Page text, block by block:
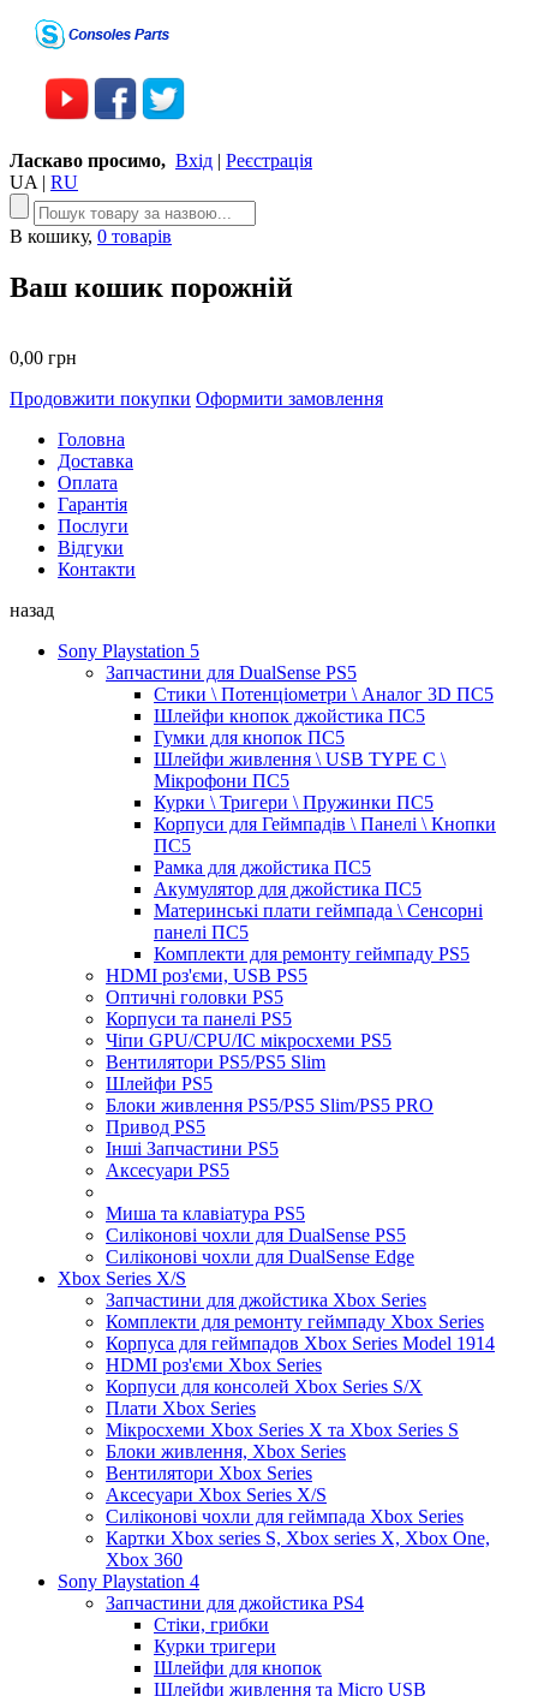
Ласкаво просимо, Вхід | Реєстрація
UA | RU
В кошику, 0 товарів
Ваш кошик порожній
0,00 грн
Продовжити покупки Оформити замовлення
Головна
Доставка
Оплата
Гарантія
Послуги
Відгуки
Контакти
назад
Sony Playstation 5
Запчастини для DualSense PS5
Стики \ Потенціометри \ Аналог 3D ПС5
Шлейфи кнопок джойстика ПС5
Гумки для кнопок ПС5
Шлейфи живлення \ USB TYPE C \
Мікрофони ПС5
Курки \ Тригери \ Пружинки ПС5
Корпуси для Геймпадів \ Панелі \ Кнопки
ПС5
Рамка для джойстика ПС5
Акумулятор для джойстика ПС5
Материнські плати геймпада \ Сенсорні
панелі ПС5
Комплекти для ремонту геймпаду PS5
HDMI роз'єми, USB PS5
Оптичні головки PS5
Корпуси та панелі PS5
Чіпи GPU/CPU/IC мікросхеми PS5
Вентилятори PS5/PS5 Slim
Шлейфи PS5
Блоки живлення PS5/PS5 Slim/PS5 PRO
Привод PS5
Інші Запчастини PS5
Аксесуари PS5
Миша та клавіатура PS5
Силіконові чохли для DualSense PS5
Силіконові чохли для DualSense Edge
Xbox Series X/S
Запчастини для джойстика Xbox Series
Комплекти для ремонту геймпаду Xbox Series
Корпуса для геймпадов Xbox Series Model 1914
HDMI роз'єми Xbox Series
Корпуси для консолей Xbox Series S/X
Плати Xbox Series
Мікросхеми Xbox Series X та Xbox Series S
Блоки живлення, Xbox Series
Вентилятори Xbox Series
Аксесуари Xbox Series X/S
Силіконові чохли для геймпада Xbox Series
Картки Xbox series S, Xbox series X, Xbox One,
Xbox 360
Sony Playstation 4
Запчастини для джойстика PS4
Стіки, грибки
Курки тригери
Шлейфи для кнопок
Шлейфи живлення та Micro USB